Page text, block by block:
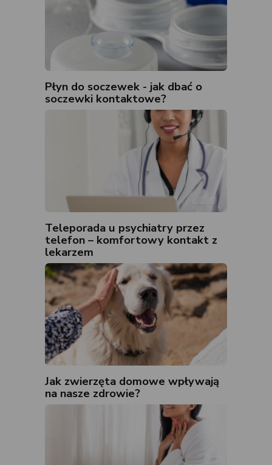
Płyn do soczewek - jak dbać o
soczewki kontaktowe?
Teleporada u psychiatry przez
telefon – komfortowy kontakt z
lekarzem
Jak zwierzęta domowe wpływają
na nasze zdrowie?